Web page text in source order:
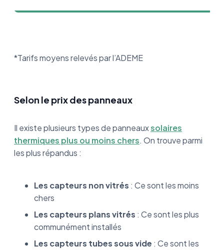
*Tarifs moyens relevés par l’ADEME
Selon le prix des panneaux
Il existe plusieurs types de panneauxsolaires
thermiques plus ou moins chers. On trouve parmi
les plus répandus :
Les capteurs non vitrés : Ce sont les moins
chers
Les capteurs plans vitrés : Ce sont les plus
communément installés
Les capteurs tubes sous vide : Ce sont les